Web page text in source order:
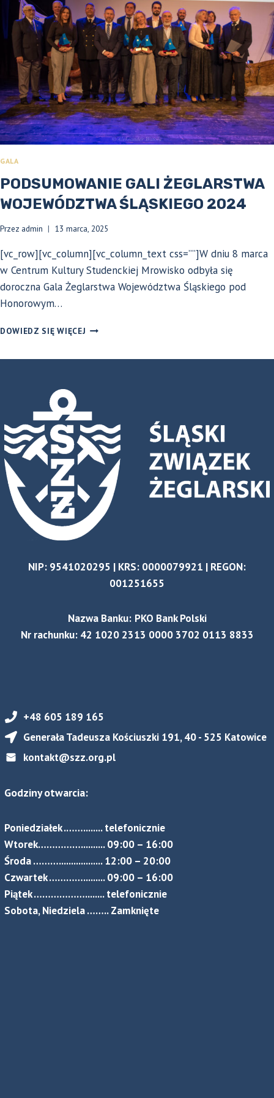
GALA
PODSUMOWANIE GALI ŻEGLARSTWA
WOJEWÓDZTWA ŚLĄSKIEGO 2024
Przez admin 13 marca, 2025
[vc_row][vc_column][vc_column_text css=””]W dniu 8 marca
w Centrum Kultury Studenckiej Mrowisko odbyła się
doroczna Gala Żeglarstwa Województwa Śląskiego pod
Honorowym…
DOWIEDZ SIĘ WIĘCEJ PODSUMOWANIE
NIP: 9541020295 | KRS: 0000079921 | REGON:
001251655
Nazwa Banku: PKO Bank Polski
Nr rachunku: 42 1020 2313 0000 3702 0113 8833
+48 605 189 165
Generała Tadeusza Kościuszki 191, 40 - 525 Katowice
kontakt@szz.org.pl
Godziny otwarcia:
Poniedziałek .……........ telefonicznie
Wtorek…………….......... 09:00 – 16:00
Środa ……….................. 12:00 – 20:00
Czwartek …………......... 09:00 – 16:00
Piątek ………………........ telefonicznie
Sobota, Niedziela …….. Zamknięte